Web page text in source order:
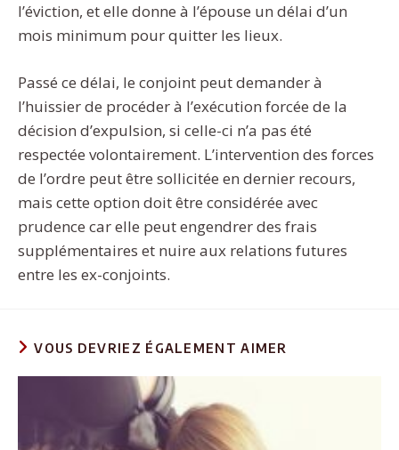
l’éviction, et elle donne à l’épouse un délai d’un
mois minimum pour quitter les lieux.
Passé ce délai, le conjoint peut demander à
l’huissier de procéder à l’exécution forcée de la
décision d’expulsion, si celle-ci n’a pas été
respectée volontairement. L’intervention des forces
de l’ordre peut être sollicitée en dernier recours,
mais cette option doit être considérée avec
prudence car elle peut engendrer des frais
supplémentaires et nuire aux relations futures
entre les ex-conjoints.
VOUS DEVRIEZ ÉGALEMENT AIMER